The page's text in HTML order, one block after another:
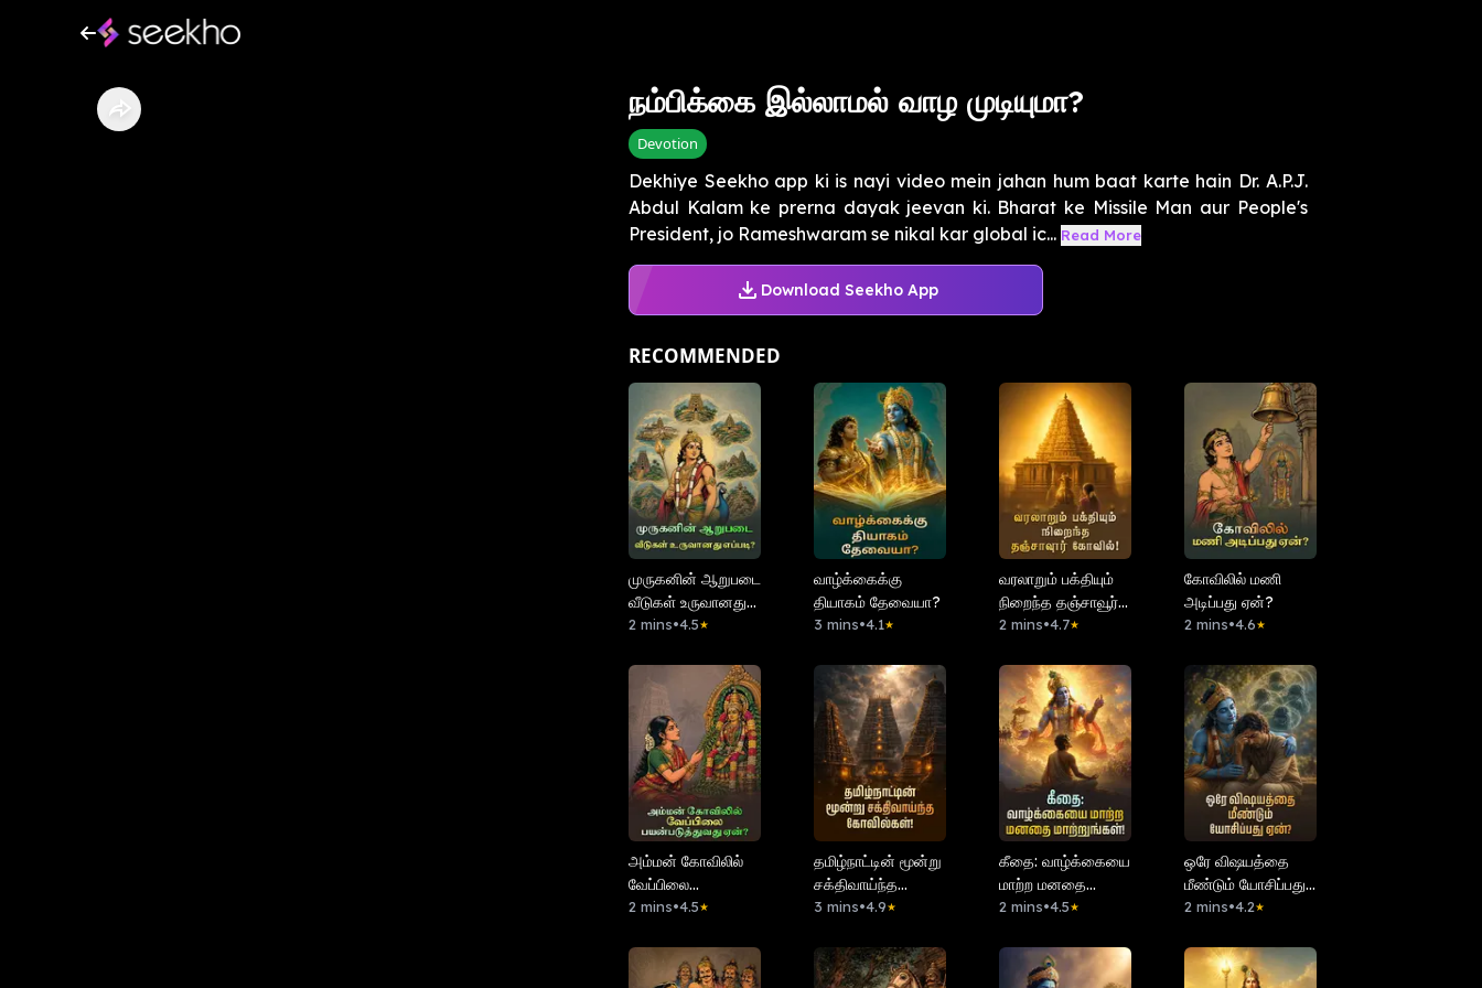
நம்பிக்கை இல்லாமல் வாழ முடியுமா?
Devotion
Dekhiye Seekho app ki is nayi video mein jahan hum baat karte hain Dr. A.P.J.
Abdul Kalam ke prerna dayak jeevan ki. Bharat ke Missile Man aur People's
President, jo Rameshwaram se nikal kar global ic... Read More
Download Seekho App
RECOMMENDED
முருகனின் ஆறுபடை
வீடுகள் உருவானது
எப்படி?
2 mins•4.5★
வாழ்க்கைக்கு
தியாகம் தேவையா?
3 mins•4.1★
வரலாறும் பக்தியும்
நிறைந்த தஞ்சாவூர்
கோவில்!
2 mins•4.7★
கோவிலில் மணி
அடிப்பது ஏன்?
2 mins•4.6★
அம்மன் கோவிலில்
வேப்பிலை
பயன்படுத்துவது
2 mins•4.5★
தமிழ்நாட்டின் மூன்று
சக்திவாய்ந்த
கோவில்கள்!
3 mins•4.9★
கீதை: வாழ்க்கையை
மாற்ற மனதை
மாற்றுங்கள்!
2 mins•4.5★
ஒரே விஷயத்தை
மீண்டும் யோசிப்பது
ஏன்?
2 mins•4.2★